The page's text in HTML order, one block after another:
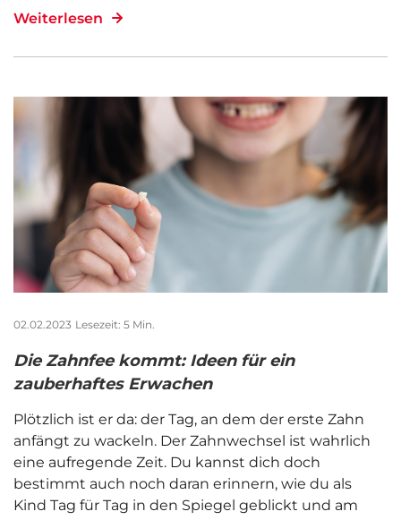
Weiterlesen
02.02.2023 Lesezeit: 5 Min.
Die Zahnfee kommt: Ideen für ein
zauberhaftes Erwachen
Plötzlich ist er da: der Tag, an dem der erste Zahn
anfängt zu wackeln. Der Zahnwechsel ist wahrlich
eine aufregende Zeit. Du kannst dich doch
bestimmt auch noch daran erinnern, wie du als
Kind Tag für Tag in den Spiegel geblickt und am